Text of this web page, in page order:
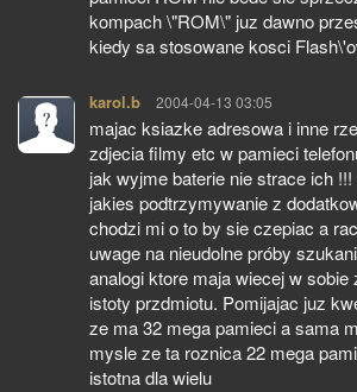
kompach \"ROM\" juz dawno
kiedy sa stosowane kosci
karol.b pisze:
2004-04-13 03:05
majac ksiazke adresowa i inne
zdjecia filmy etc w pamieci
jak wyjme baterie nie strace ich
jakies podtrzymywanie z
chodzi mi o to by sie czepiac a
uwage na nieudolne próby
analogi ktore maja wiecej w sobie
istoty przdmiotu. Pomijajac juz
ze ma 32 mega pamieci a sama
mysle ze ta roznica 22 mega
istotna dla wielu